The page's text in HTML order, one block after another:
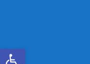
Ανοίξτε τη γραμμή εργαλείων